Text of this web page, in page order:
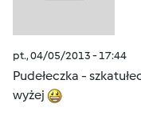
pt., 04/05/2013 - 17:44
Pudełeczka -
wyżej